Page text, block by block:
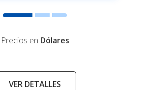
Precios en Dólares
VER DETALLES